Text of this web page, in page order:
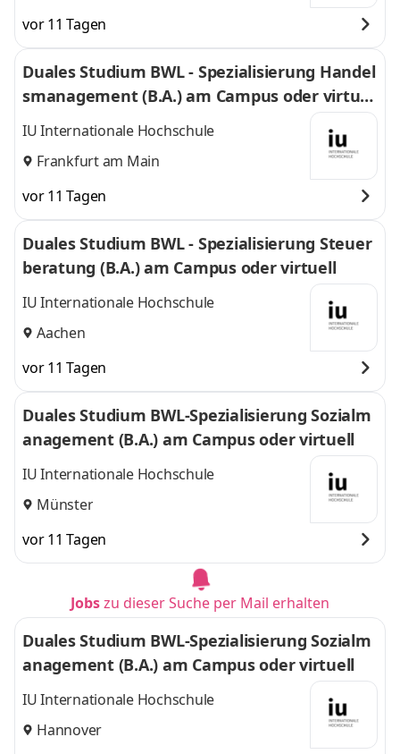
vor 11 Tagen
Duales Studium BWL - Spezialisierung Handel
smanagement (B.A.) am Campus oder virtuel
l
IU Internationale Hochschule
Frankfurt am Main
vor 11 Tagen
Duales Studium BWL - Spezialisierung Steuer
beratung (B.A.) am Campus oder virtuell
IU Internationale Hochschule
Aachen
vor 11 Tagen
Duales Studium BWL-Spezialisierung Sozialm
anagement (B.A.) am Campus oder virtuell
IU Internationale Hochschule
Münster
vor 11 Tagen
Jobszu dieser Suche per Mail erhalten
Duales Studium BWL-Spezialisierung Sozialm
anagement (B.A.) am Campus oder virtuell
IU Internationale Hochschule
Hannover